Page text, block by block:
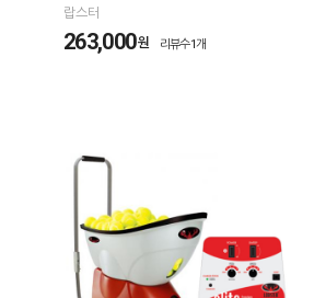
랍스터
263,000원 리뷰수1개